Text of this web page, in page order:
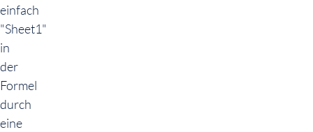
einfach
"Sheet1"
in
der
Formel
durch
eine